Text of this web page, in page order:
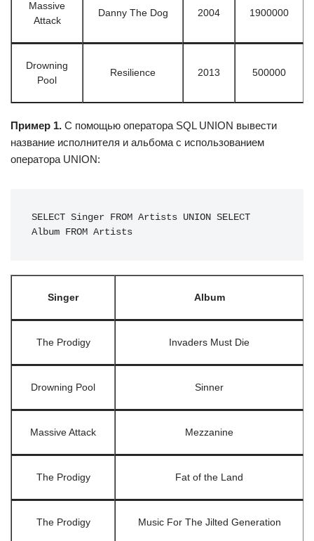
Massive
Attack
Danny The Dog 2004 1900000
Drowning
Pool
Resilience 2013 500000
Пример 1. С помощью оператора SQL UNION вывести
название исполнителя и альбома с использованием
оператора UNION:
SELECT Singer FROM Artists UNION SELECT
Album FROM Artists
Singer Album
The Prodigy Invaders Must Die
Drowning Pool Sinner
Massive Attack Mezzanine
The Prodigy Fat of the Land
The Prodigy Music For The Jilted Generation